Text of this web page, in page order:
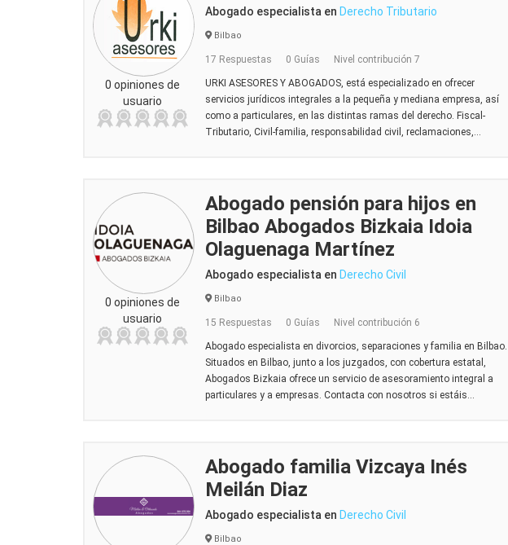
0 opiniones de
usuario
Abogado especialista en Derecho Tributario
Bilbao
17 Respuestas 0 Guías Nivel contribución 7
URKI ASESORES Y ABOGADOS, está especializado en ofrecer
servicios jurídicos integrales a la pequeña y mediana empresa, así
como a particulares, en las distintas ramas del derecho. Fiscal-
Tributario, Civil-familia, responsabilidad civil, reclamaciones,...
0 opiniones de
usuario
Abogado pensión para hijos en
Bilbao Abogados Bizkaia Idoia
Olaguenaga Martínez
Abogado especialista en Derecho Civil
Bilbao
15 Respuestas 0 Guías Nivel contribución 6
Abogado especialista en divorcios, separaciones y familia en Bilbao.
Situados en Bilbao, junto a los juzgados, con cobertura estatal,
Abogados Bizkaia ofrece un servicio de asesoramiento integral a
particulares y a empresas. Contacta con nosotros si estáis...
Abogado familia Vizcaya Inés
Meilán Diaz
Abogado especialista en Derecho Civil
Bilbao